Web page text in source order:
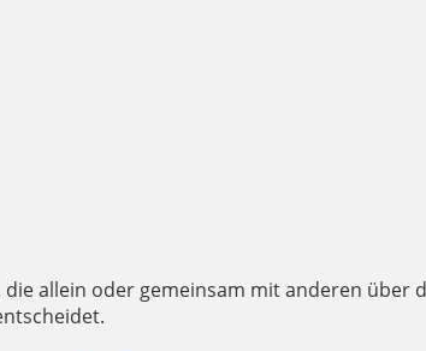
allein oder gemeinsam mit anderen über